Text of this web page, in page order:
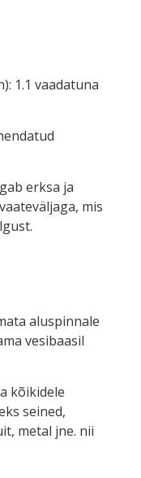
1.1 vaadatuna
erksa ja
mis
aluspinnale
vesibaasil
kõikidele
seined,
metal jne. nii